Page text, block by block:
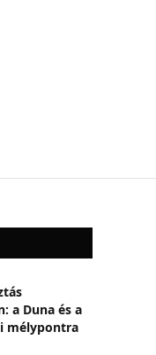
a Duna és a
mélypontra